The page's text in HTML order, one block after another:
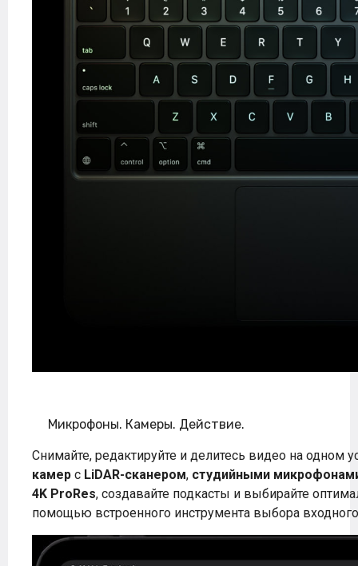
Микрофоны. Камеры. Действие.
Снимайте, редактируйте и делитесь видео на одном
камер с LiDAR-сканером, студийными
4K ProRes, создавайте подкасты и выбирайте
помощью встроенного инструмента выбора входного